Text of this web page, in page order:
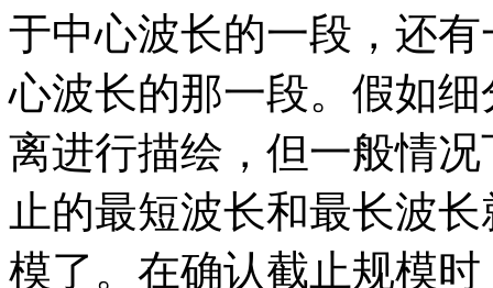
于中心波长的一段，还
心波长的那一段。假如
离进行描绘，但一般情
止的最短波长和最长波
模了。在确认截止规模